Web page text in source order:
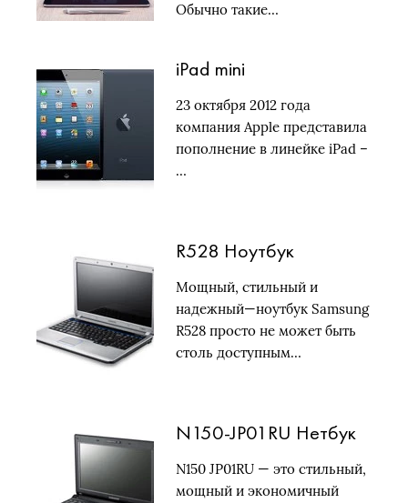
Обычно такие…
iPad mini
23 октября 2012 года
компания Apple представила
пополнение в линейке iPad –
…
R528 Ноутбук
Мощный, стильный и
надежный—ноутбук Samsung
R528 просто не может быть
столь доступным…
N150-JP01RU Нетбук
N150 JP01RU — это стильный,
мощный и экономичный